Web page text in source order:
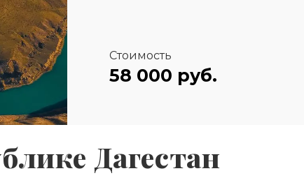
Стоимость
58 000 руб.
Дагестан